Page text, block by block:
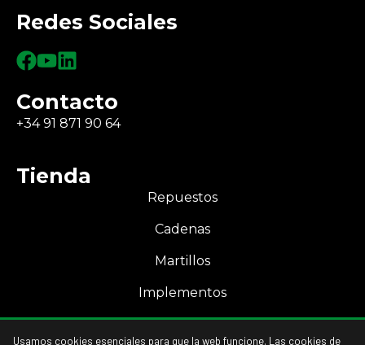
Redes Sociales
Contacto
+34 91 871 90 64
Tienda
Repuestos
Cadenas
Martillos
Implementos
Usamos cookies esenciales para que la web funcione. Las cookies de